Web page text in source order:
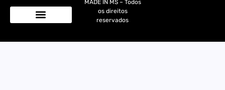
MADE IN MS – Todos
os direitos
reservados